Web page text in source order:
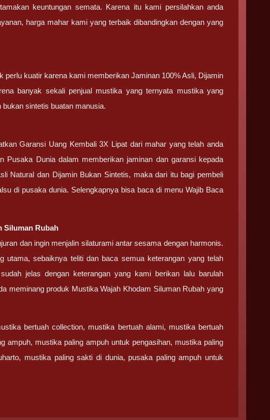
keuntungan semata. Karena itu kami persilahkan anda
harga mahar kami yang terbaik dibandingkan dengan yang
kuatir karena kami memberikan Jaminan 100% Asli, Dijamin
banyak sekali penjual mustika yang ternyata mustika yang
sintetis buatan manusia.
Garansi Uang Kembali 3X Lipat dari mahar yang telah anda
Dunia dalam memberikan jaminan dan garansi kepada
Natural dan Dijamin Bukan Sintetis, maka dari itu bagi pembeli
di pusaka dunia. Selengkapnya bisa baca di menu Wajib Baca
Siluman Rubah
dan ingin menjalin silaturami antar sesama dengan harmonis.
utama, sebaiknya teliti dan baca semua keterangan yang telah
jelas dengan keterangan yang kami berikan lalu barulah
meminang produk Mustika Wajah Khodam Siluman Rubah yang
bertuah collection, mustika bertuah alami, mustika bertuah
ampuh, mustika paling ampuh untuk pengasihan, mustika paling
mustika paling sakti di dunia, pusaka paling ampuh untuk